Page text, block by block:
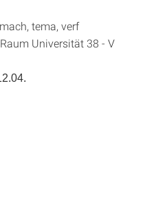
tema, verf
Universität 38 - V